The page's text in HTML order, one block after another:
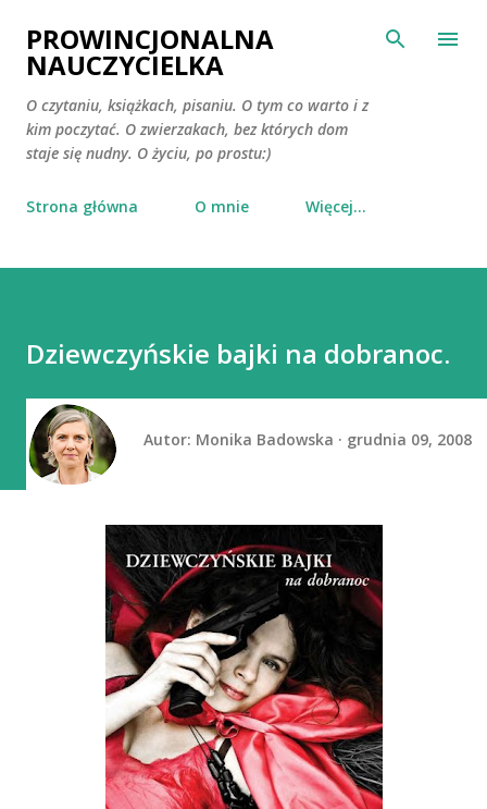
Przejdź do głównej zawartości
PROWINCJONALNA
NAUCZYCIELKA
O czytaniu, książkach, pisaniu. O tym co warto i z
kim poczytać. O zwierzakach, bez których dom
staje się nudny. O życiu, po prostu:)
Strona główna O mnie Więcej…
Dziewczyńskie bajki na dobranoc.
Autor: Monika Badowska grudnia 09, 2008